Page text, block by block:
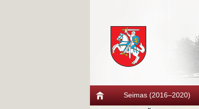
Seimas (2016–2020)